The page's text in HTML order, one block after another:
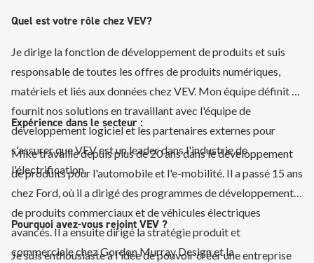
Quel est votre rôle chez VEV?
Je dirige la fonction de développement de produits et suis
responsable de toutes les offres de produits numériques,
matériels et liés aux données chez VEV. Mon équipe définit et
fournit nos solutions en travaillant avec l'équipe de
développement logiciel et les partenaires externes pour
s'assurer que VEV est un leader dans l'industrie de
l'électrification.
Expérience dans le secteur :
Mike travaille depuis plus de 20 ans dans le développement
de produits pour l'automobile et l'e-mobilité. Il a passé 15 ans
chez Ford, où il a dirigé des programmes de développement
de produits commerciaux et de véhicules électriques
avancés. Il a ensuite dirigé la stratégie produit et
commerciale chez Gordon Murray Design et la
Pourquoi avez-vous rejoint VEV ?
Je suis enthousiaste à l'idée de pouvoir créer une entreprise